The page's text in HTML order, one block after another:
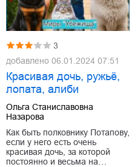
3
добавлено 06.01.2024 07:51
Красивая дочь, ружьё,
лопата, алиби
Ольга Станиславовна
Назарова
Как быть полковнику Потапову,
если у него есть очень
красивая дочь, за которой
постоянно и весьма на…